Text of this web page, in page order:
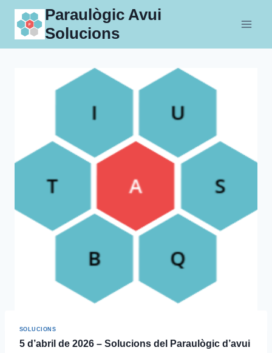
content
Paraulògic Avui
Solucions
SOLUCIONS
5 d’abril de 2026 – Solucions del Paraulògic d’avui